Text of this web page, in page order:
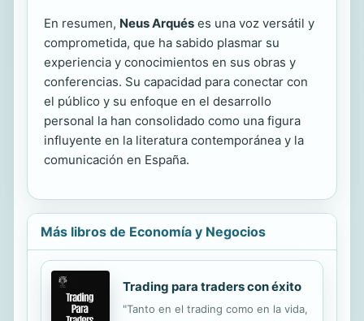
En resumen, Neus Arqués es una voz versátil y
comprometida, que ha sabido plasmar su
experiencia y conocimientos en sus obras y
conferencias. Su capacidad para conectar con
el público y su enfoque en el desarrollo
personal la han consolidado como una figura
influyente en la literatura contemporánea y la
comunicación en España.
Más libros de Economía y Negocios
Trading para traders con éxito
"Tanto en el trading como en la vida,